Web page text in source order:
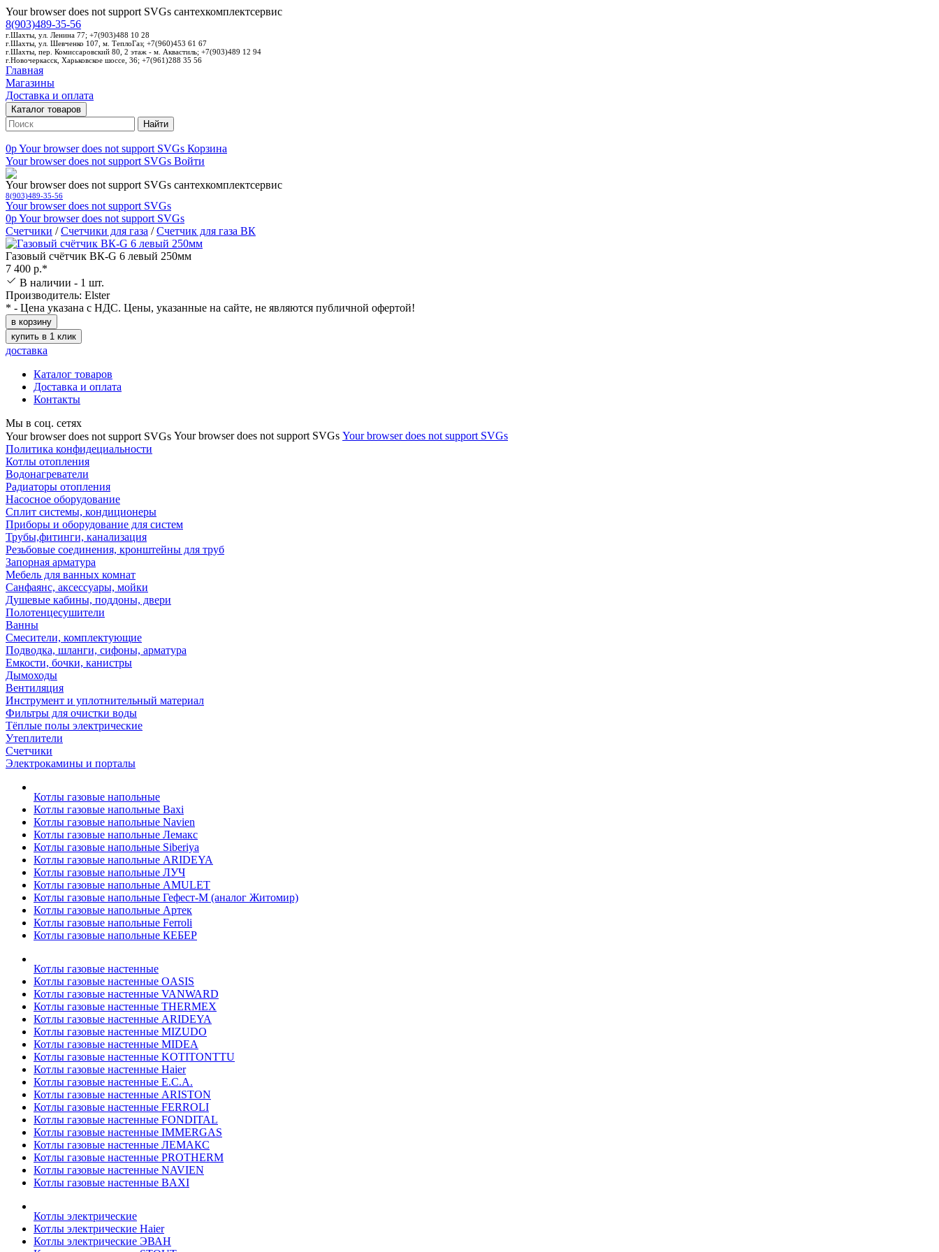
Your browser does not support SVGs сантехкомплектсервис
8(903)489-35-56
г.Шахты, ул. Ленина 77; +7(903)488 10 28
г.Шахты, ул. Шевченко 107, м. ТеплоГаз; +7(960)453 61 67
г.Шахты, пер. Комиссаровский 80, 2 этаж - м. Аквастиль; +7(903)489 12 94
г.Новочеркасск, Харьковское шоссе, 36; +7(961)288 35 56
Главная
Магазины
Доставка и оплата
Каталог товаров
Найти
0pYour browser does not support SVGs Корзина
Your browser does not support SVGs Войти
Your browser does not support SVGs сантехкомплектсервис
8(903)489-35-56
Your browser does not support SVGs
0pYour browser does not support SVGs
Счетчики /Счетчики для газа /Счетчик для газа ВК
Газовый счётчик ВК-G 6 левый 250мм
7 400 р.*
В наличии - 1 шт.
Производитель: Elster
* - Цена указана с НДС. Цены, указанные на сайте, не являются публичной офертой!
в корзину
купить в 1 клик
доставка
Каталог товаров
Доставка и оплата
Контакты
Мы в соц. сетях
Your browser does not support SVGs Your browser does not support SVGs Your browser does not support SVGs
Политика конфидециальности
Котлы отопления
Водонагреватели
Радиаторы отопления
Насосное оборудование
Сплит системы, кондиционеры
Приборы и оборудование для систем
Трубы,фитинги, канализация
Резьбовые соединения, кронштейны для труб
Запорная арматура
Мебель для ванных комнат
Санфаянс, аксессуары, мойки
Душевые кабины, поддоны, двери
Полотенцесушители
Ванны
Смесители, комплектующие
Подводка, шланги, сифоны, арматура
Емкости, бочки, канистры
Дымоходы
Вентиляция
Инструмент и уплотнительный материал
Фильтры для очистки воды
Тёплые полы электрические
Утеплители
Счетчики
Электрокамины и порталы
Котлы газовые напольные
Котлы газовые напольные Baxi
Котлы газовые напольные Navien
Котлы газовые напольные Лемакс
Котлы газовые напольные Siberiya
Котлы газовые напольные ARIDEYA
Котлы газовые напольные ЛУЧ
Котлы газовые напольные AMULET
Котлы газовые напольные Гефест-М (аналог Житомир)
Котлы газовые напольные Артек
Котлы газовые напольные Ferroli
Котлы газовые напольные КЕБЕР
Котлы газовые настенные
Котлы газовые настенные OASIS
Котлы газовые настенные VANWARD
Котлы газовые настенные THERMEX
Котлы газовые настенные ARIDEYA
Котлы газовые настенные MIZUDO
Котлы газовые настенные MIDEA
Котлы газовые настенные KOTITONTTU
Котлы газовые настенные Haier
Котлы газовые настенные E.C.A.
Котлы газовые настенные ARISTON
Котлы газовые настенные FERROLI
Котлы газовые настенные FONDITAL
Котлы газовые настенные IMMERGAS
Котлы газовые настенные ЛЕМАКС
Котлы газовые настенные PROTHERM
Котлы газовые настенные NAVIEN
Котлы газовые настенные BAXI
Котлы электрические
Котлы электрические Haier
Котлы электрические ЭВАН